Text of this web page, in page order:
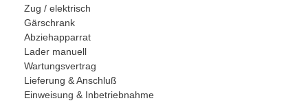
Zug / elektrisch
Gärschrank
Abziehapparrat
Lader manuell
Wartungsvertrag
Lieferung & Anschluß
Einweisung & Inbetriebnahme